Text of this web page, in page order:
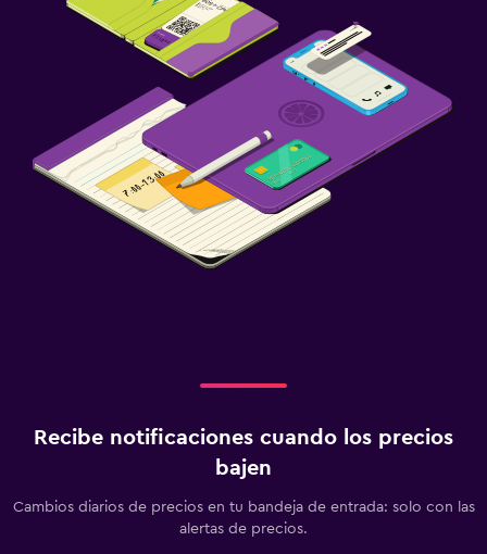
Recibe notificaciones cuando los precios
bajen
Cambios diarios de precios en tu bandeja de entrada: solo con las
alertas de precios.